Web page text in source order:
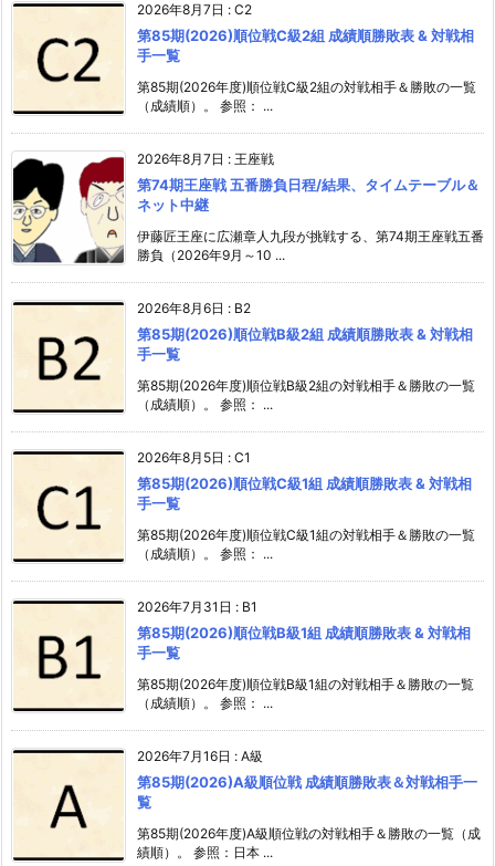
2026年8月7日 : C2
第85期(2026)順位戦C級2組 成績順勝敗表 & 対戦相
手一覧
第85期(2026年度)順位戦C級2組の対戦相手＆勝敗の一覧
（成績順）。 参照： ...
2026年8月7日 : 王座戦
第74期王座戦 五番勝負日程/結果、タイムテーブル＆
ネット中継
伊藤匠王座に広瀬章人九段が挑戦する、第74期王座戦五番
勝負（2026年9月～10 ...
2026年8月6日 : B2
第85期(2026)順位戦B級2組 成績順勝敗表 & 対戦相
手一覧
第85期(2026年度)順位戦B級2組の対戦相手＆勝敗の一覧
（成績順）。 参照： ...
2026年8月5日 : C1
第85期(2026)順位戦C級1組 成績順勝敗表 & 対戦相
手一覧
第85期(2026年度)順位戦C級1組の対戦相手＆勝敗の一覧
（成績順）。 参照： ...
2026年7月31日 : B1
第85期(2026)順位戦B級1組 成績順勝敗表 & 対戦相
手一覧
第85期(2026年度)順位戦B級1組の対戦相手＆勝敗の一覧
（成績順）。 参照： ...
2026年7月16日 : A級
第85期(2026)A級順位戦 成績順勝敗表＆対戦相手一
覧
第85期(2026年度)A級順位戦の対戦相手＆勝敗の一覧（成
績順）。 参照：日本 ...